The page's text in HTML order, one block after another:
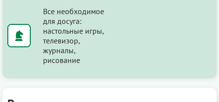
Все необходимое
для досуга:
настольные игры,
телевизор,
журналы,
рисование